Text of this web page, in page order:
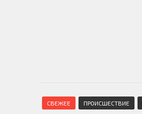
СВЕЖЕЕ ПРОИСШЕСТВИЕ